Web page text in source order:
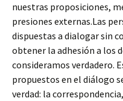
nuestras proposiciones,
presiones externas.Las
dispuestas a dialogar sin
obtener la adhesión a los
consideramos verdadero.
propuestos en el diálogo
verdad: la